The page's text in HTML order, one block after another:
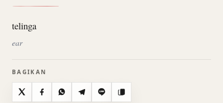
telinga
ear
BAGIKAN
X FacebookWhatsAppTelegramLine Salin